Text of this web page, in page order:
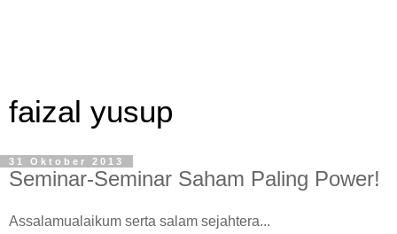
faizal yusup
31 Oktober 2013
Seminar-Seminar Saham Paling Power!
Assalamualaikum serta salam sejahtera...